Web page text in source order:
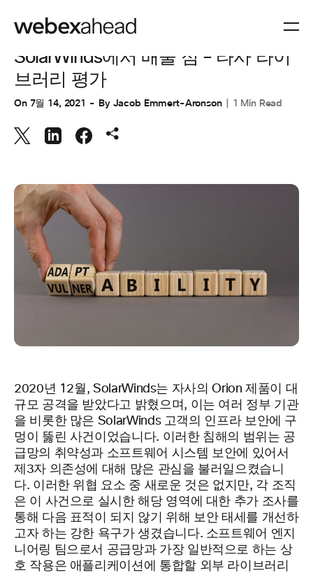
CUSTOMER STORIES,CUSTOMER STORIES
SolarWinds에서 배울 점 – 타사 라이
브러리 평가
On 7월 14, 2021 By Jacob Emmert-Aronson 1 Min Read
2020년 12월, SolarWinds는 자사의 Orion 제품이 대
규모 공격을 받았다고 밝혔으며, 이는 여러 정부 기관
을 비롯한 많은 SolarWinds 고객의 인프라 보안에 구
멍이 뚫린 사건이었습니다. 이러한 침해의 범위는 공
급망의 취약성과 소프트웨어 시스템 보안에 있어서
제3자 의존성에 대해 많은 관심을 불러일으켰습니
다. 이러한 위협 요소 중 새로운 것은 없지만, 각 조직
은 이 사건으로 실시한 해당 영역에 대한 추가 조사를
통해 다음 표적이 되지 않기 위해 보안 태세를 개선하
고자 하는 강한 욕구가 생겼습니다. 소프트웨어 엔지
니어링 팀으로서 공급망과 가장 일반적으로 하는 상
호 작용은 애플리케이션에 통합할 외부 라이브러리